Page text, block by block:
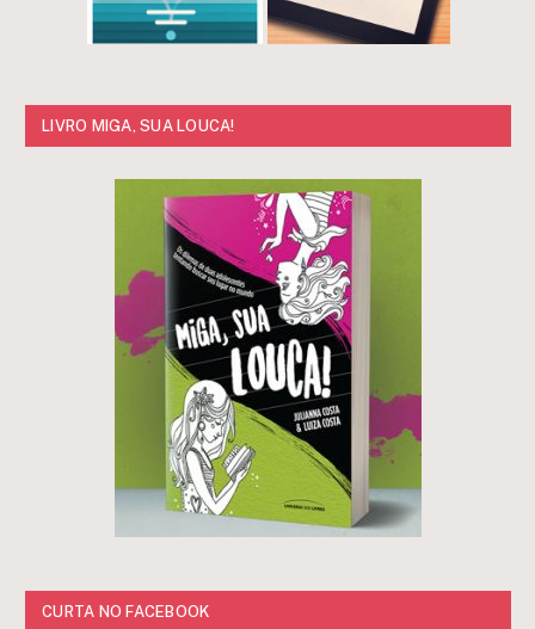
LIVRO MIGA, SUA LOUCA!
CURTA NO FACEBOOK